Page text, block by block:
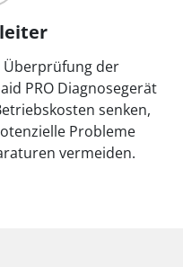
Überprüfung der
PRO Diagnosegerät
senken,
Probleme
vermeiden.